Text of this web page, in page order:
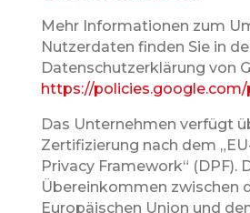
Mehr Informationen zum
Nutzerdaten finden Sie in
Datenschutzerklärung von
https://policies.google.com/
Das Unternehmen verfügt
Zertifizierung nach dem
Privacy Framework“ (DPF).
Übereinkommen zwischen
Europäischen Union und